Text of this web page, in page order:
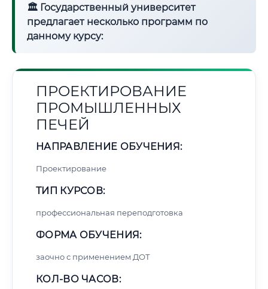
🏛 Государственный университет
предлагает несколько программ по
данному курсу:
ПРОЕКТИРОВАНИЕ
ПРОМЫШЛЕННЫХ
ПЕЧЕЙ
НАПРАВЛЕНИЕ ОБУЧЕНИЯ:
Проектирование
ТИП КУРСОВ:
профессиональная переподготовка
ФОРМА ОБУЧЕНИЯ:
заочно с применением ДОТ
КОЛ-ВО ЧАСОВ: